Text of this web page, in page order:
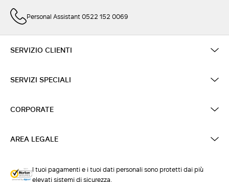
Personal Assistant 0522 152 0069
SERVIZIO CLIENTI
SERVIZI SPECIALI
CORPORATE
AREA LEGALE
I tuoi pagamenti e i tuoi dati personali sono protetti dai più
elevati sistemi di sicurezza.